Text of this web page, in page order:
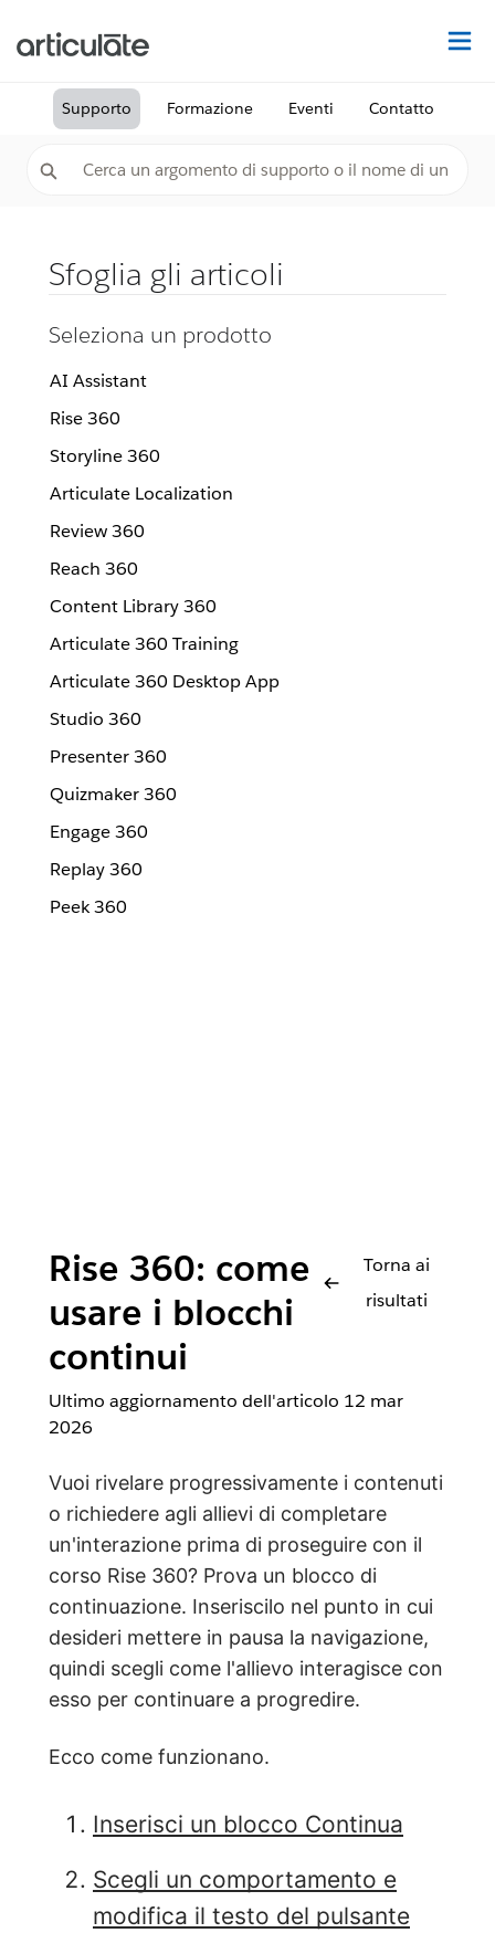
Supporto Formazione Eventi Contatto
Sfoglia gli articoli
Seleziona un prodotto
AI Assistant
Rise 360
Storyline 360
Articulate Localization
Review 360
Reach 360
Content Library 360
Articulate 360 Training
Articulate 360 Desktop App
Studio 360
Presenter 360
Quizmaker 360
Engage 360
Replay 360
Peek 360
Rise 360: come
usare i blocchi
continui
Torna ai
risultati
Ultimo aggiornamento dell'articolo 12 mar
2026
Vuoi rivelare progressivamente i contenuti
o richiedere agli allievi di completare
un'interazione prima di proseguire con il
corso Rise 360? Prova un blocco di
continuazione. Inseriscilo nel punto in cui
desideri mettere in pausa la navigazione,
quindi scegli come l'allievo interagisce con
esso per continuare a progredire.
Ecco come funzionano.
Inserisci un blocco Continua
Scegli un comportamento e
modifica il testo del pulsante